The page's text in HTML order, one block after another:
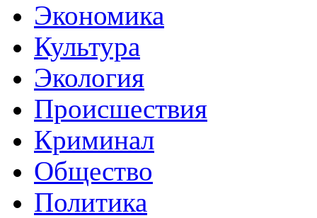
Экономика
Культура
Экология
Происшествия
Криминал
Общество
Политика